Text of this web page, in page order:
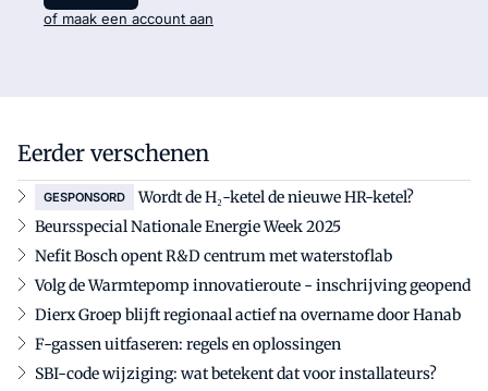
of maak een account aan
Eerder verschenen
GESPONSORD
Wordt de H₂-ketel de nieuwe HR-ketel?
Beursspecial Nationale Energie Week 2025
Nefit Bosch opent R&D centrum met waterstoflab
Volg de Warmtepomp innovatieroute - inschrijving geopend
Dierx Groep blijft regionaal actief na overname door Hanab
F-gassen uitfaseren: regels en oplossingen
SBI-code wijziging: wat betekent dat voor installateurs?